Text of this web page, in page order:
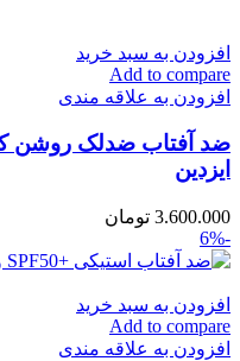
افزودن به سبد خرید
Add to compare
افزودن به علاقه مندی
ضد آفتاب ضد‌لک روشن
ایزدین
3.600.000 تومان
-6%
افزودن به سبد خرید
Add to compare
افزودن به علاقه مندی